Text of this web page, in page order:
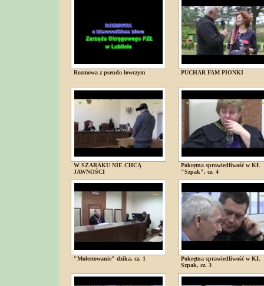
Rozmowa z pseudo łowczym PUCHAR FAM PIONKI
W SZARAKU NIE CHCĄ
JAWNOŚCI
Pokrętna sprawiedliwość w KŁ
"Szpak", cz. 4
"Molestowanie" dzika, cz. 1
Pokrętna sprawiedliwość w KŁ
Szpak, cz. 3